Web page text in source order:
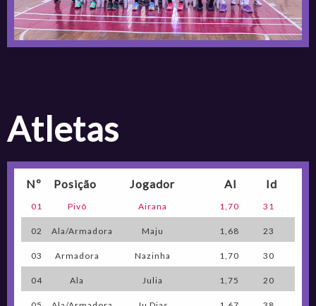
atletas
Nº Posição Jogador Al Id
01 Pivô Airana 1,70 31
02 Ala/Armadora Maju 1,68 23
03 Armadora Nazinha 1,70 30
04 Ala Julia 1,75 20